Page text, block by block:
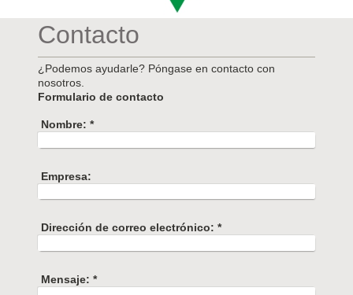
Contacto
¿Podemos ayudarle? Póngase en contacto con
nosotros.
Formulario de contacto
Nombre: *
Empresa:
Dirección de correo electrónico: *
Mensaje: *